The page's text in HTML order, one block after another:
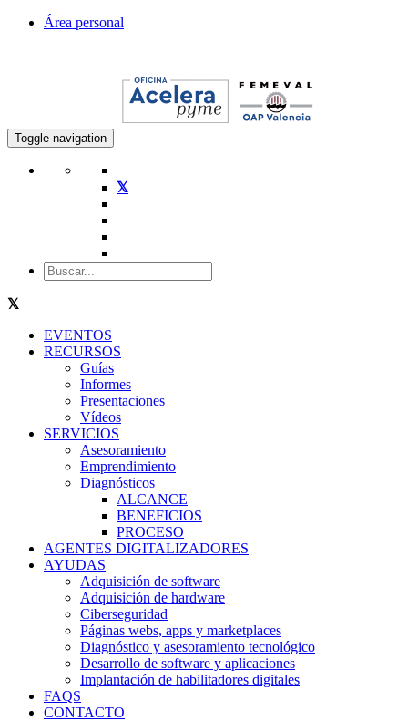
Área personal
Toggle navigation
EVENTOS
RECURSOS
Guías
Informes
Presentaciones
Vídeos
SERVICIOS
Asesoramiento
Emprendimiento
Diagnósticos
ALCANCE
BENEFICIOS
PROCESO
AGENTES DIGITALIZADORES
AYUDAS
Adquisición de software
Adquisición de hardware
Ciberseguridad
Páginas webs, apps y marketplaces
Diagnóstico y asesoramiento tecnológico
Desarrollo de software y aplicaciones
Implantación de habilitadores digitales
FAQS
CONTACTO